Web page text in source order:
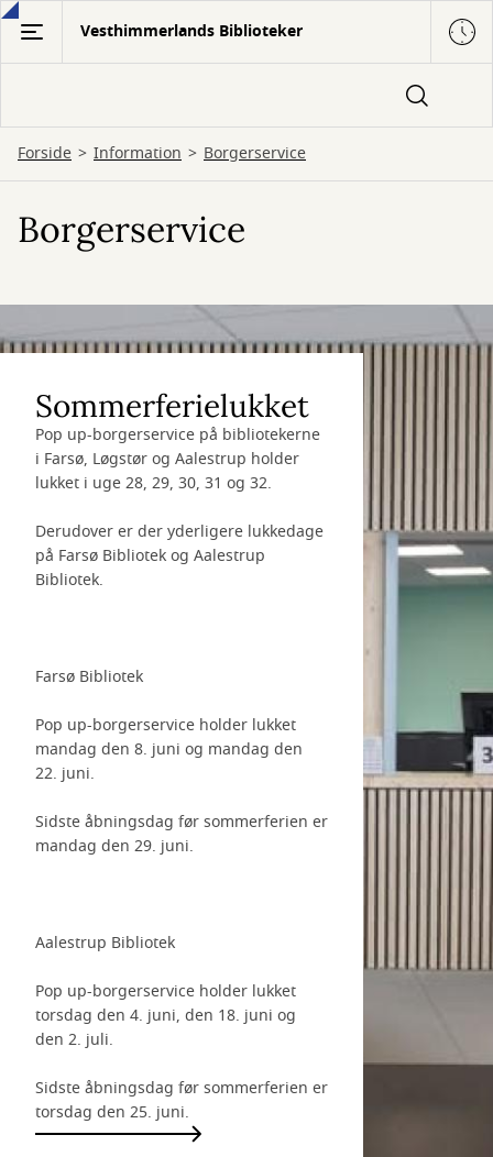
Gå
hovedindhold
Vesthimmerlands Biblioteker
Forside Information Borgerservice
Borgerservice
Sommerferielukket
Pop up-borgerservice på bibliotekerne
i Farsø, Løgstør og Aalestrup holder
lukket i uge 28, 29, 30, 31 og 32.
Derudover er der yderligere lukkedage
på Farsø Bibliotek og Aalestrup
Bibliotek.
Farsø Bibliotek
Pop up-borgerservice holder lukket
mandag den 8. juni og mandag den
22. juni.
Sidste åbningsdag før sommerferien er
mandag den 29. juni.
Aalestrup Bibliotek
Pop up-borgerservice holder lukket
torsdag den 4. juni, den 18. juni og
den 2. juli.
Sidste åbningsdag før sommerferien er
torsdag den 25. juni.